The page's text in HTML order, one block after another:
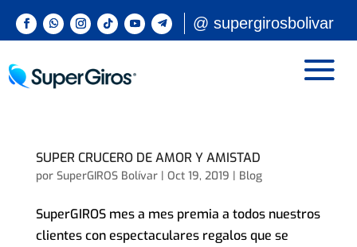
@ supergirosbolivar
SUPER CRUCERO DE AMOR Y AMISTAD
por SuperGIROS Bolívar| Oct 19, 2019 | Blog
SuperGIROS mes a mes premia a todos nuestros
clientes con espectaculares regalos que se